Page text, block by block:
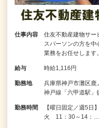
仕事内容
住友不動産建物サー
スパーソンの方を中
業務をお任せしま
給与 時給1,116円
勤務地
兵庫県神戸市灘区鹿
神戸線「六甲道駅」
勤務時間
【曜日固定／週5
火 11：30～14：…